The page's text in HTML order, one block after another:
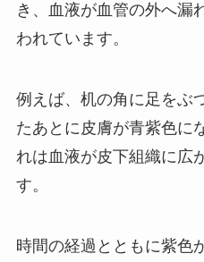
き、血液が血管の外へ漏
われています。
例えば、机の角に足をぶ
たあとに皮膚が青紫色に
れは血液が皮下組織に広
す。
時間の経過とともに紫色